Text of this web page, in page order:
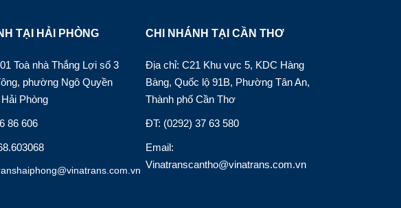
TẠI HẢI PHÒNG
Toà nhà Thắng Lợi số 3
phường Ngô Quyền
Phòng
86 606
CHI NHÁNH TẠI CẦN THƠ
Địa chỉ: C21 Khu vực 5, KDC Hàng
Bàng, Quốc lộ 91B, Phường Tân An,
Thành phố Cần Thơ
ĐT: (0292) 37 63 580
Email:
Vinatranscantho@vinatrans.com.vn